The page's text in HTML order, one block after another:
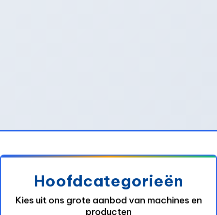
Hoofdcategorieën
Kies uit ons grote aanbod van machines en
producten